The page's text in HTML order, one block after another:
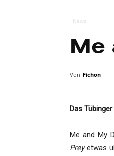
News
Me
Von Fichon
Das
Me and My
Preyetwas